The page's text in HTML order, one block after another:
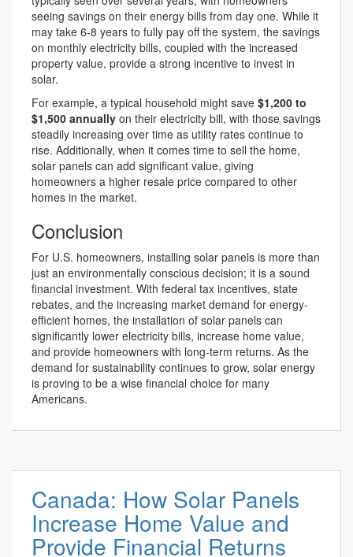
seeing savings on their energy bills from day one. While it
may take 6-8 years to fully pay off the system, the savings
on monthly electricity bills, coupled with the increased
property value, provide a strong incentive to invest in
solar.
For example, a typical household might save $1,200 to
$1,500 annually on their electricity bill, with those savings
steadily increasing over time as utility rates continue to
rise. Additionally, when it comes time to sell the home,
solar panels can add significant value, giving
homeowners a higher resale price compared to other
homes in the market.
Conclusion
For U.S. homeowners, installing solar panels is more than
just an environmentally conscious decision; it is a sound
financial investment. With federal tax incentives, state
rebates, and the increasing market demand for energy-
efficient homes, the installation of solar panels can
significantly lower electricity bills, increase home value,
and provide homeowners with long-term returns. As the
demand for sustainability continues to grow, solar energy
is proving to be a wise financial choice for many
Americans.
Canada: How Solar Panels
Increase Home Value and
Provide Financial Returns